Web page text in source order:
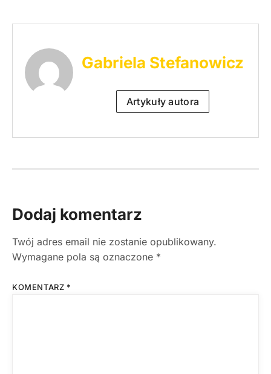
Gabriela Stefanowicz
Artykuły autora
Dodaj komentarz
Twój adres email nie zostanie opublikowany.
Wymagane pola są oznaczone *
KOMENTARZ *